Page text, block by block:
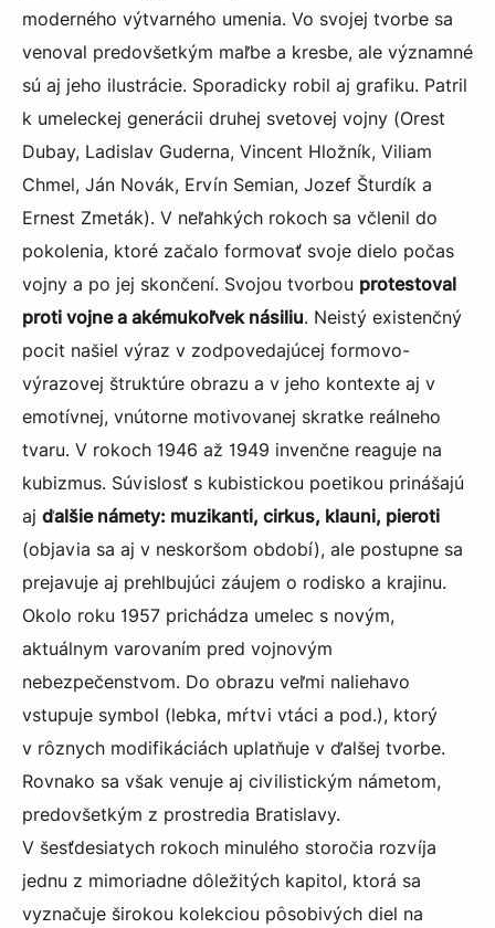
moderného výtvarného umenia. Vo svojej tvorbe sa
venoval predovšetkým maľbe a kresbe, ale významné
sú aj jeho ilustrácie. Sporadicky robil aj grafiku. Patril
k umeleckej generácii druhej svetovej vojny (Orest
Dubay, Ladislav Guderna, Vincent Hložník, Viliam
Chmel, Ján Novák, Ervín Semian, Jozef Šturdík a
Ernest Zmeták). V neľahkých rokoch sa včlenil do
pokolenia, ktoré začalo formovať svoje dielo počas
vojny a po jej skončení. Svojou tvorbou protestoval
proti vojne a akémukoľvek násiliu. Neistý existenčný
pocit našiel výraz v zodpovedajúcej formovo-
výrazovej štruktúre obrazu a v jeho kontexte aj v
emotívnej, vnútorne motivovanej skratke reálneho
tvaru. V rokoch 1946 až 1949 invenčne reaguje na
kubizmus. Súvislosť s kubistickou poetikou prinášajú
aj ďalšie námety: muzikanti, cirkus, klauni, pieroti
(objavia sa aj v neskoršom období), ale postupne sa
prejavuje aj prehlbujúci záujem o rodisko a krajinu.
Okolo roku 1957 prichádza umelec s novým,
aktuálnym varovaním pred vojnovým
nebezpečenstvom. Do obrazu veľmi naliehavo
vstupuje symbol (lebka, mŕtvi vtáci a pod.), ktorý
v rôznych modifikáciách uplatňuje v ďalšej tvorbe.
Rovnako sa však venuje aj civilistickým námetom,
predovšetkým z prostredia Bratislavy.
V šesťdesiatych rokoch minulého storočia rozvíja
jednu z mimoriadne dôležitých kapitol, ktorá sa
vyznačuje širokou kolekciou pôsobivých diel na